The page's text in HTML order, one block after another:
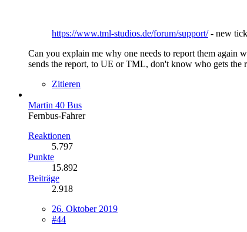
https://www.tml-studios.de/forum/support/- new
Can you explain me why one needs to report them again
sends the report, to UE or TML, don't know who gets the
Zitieren
Martin 40 Bus
Fernbus-Fahrer
Reaktionen
5.797
Punkte
15.892
Beiträge
2.918
26. Oktober 2019
#44